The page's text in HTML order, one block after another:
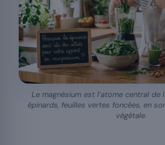
Le magnésium est l’atome central
épinards, feuilles vertes foncées, en
végétale.